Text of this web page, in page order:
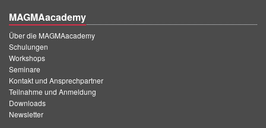
MAGMAacademy
Über die MAGMAacademy
Schulungen
Workshops
Seminare
Kontakt und Ansprechpartner
Teilnahme und Anmeldung
Downloads
Newsletter